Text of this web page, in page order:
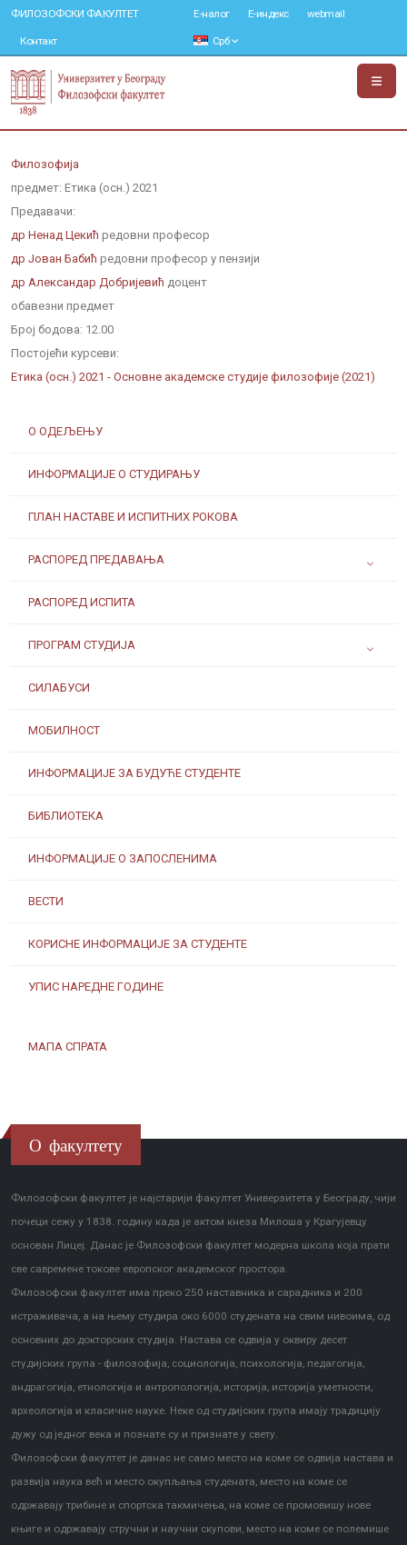
ФИЛОЗОФСКИ ФАКУЛТЕТ
Контакт
Е-налог Е-индекс webmail
Срб
О ОДЕЉЕЊУ
ИНФОРМАЦИЈЕ О СТУДИРАЊУ
ПЛАН НАСТАВЕ И ИСПИТНИХ РОКОВА
РАСПОРЕД ПРЕДАВАЊА
РАСПОРЕД ИСПИТА
ПРОГРАМ СТУДИЈА
СИЛАБУСИ
МОБИЛНОСТ
ИНФОРМАЦИЈЕ ЗА БУДУЋЕ СТУДЕНТЕ
БИБЛИОТЕКА
ИНФОРМАЦИЈЕ О ЗАПОСЛЕНИМА
ВЕСТИ
КОРИСНЕ ИНФОРМАЦИЈЕ ЗА СТУДЕНТЕ
УПИС НАРЕДНЕ ГОДИНЕ
МАПА СПРАТА
Филозофија
предмет: Етика (осн.) 2021
Предавачи:
др Ненад Цекић редовни професор
др Јован Бабић редовни професор у пензији
др Александар Добријевић доцент
обавезни предмет
Број бодова: 12.00
Постојећи курсеви:
Етика (осн.) 2021 - Основне академске студије филозофије (2021)
О факултету
Филозофски факултет је најстарији факултет Универзитета у Београду, чији
почеци сежу у 1838. годину када је актом кнеза Милоша у Крагујевцу
основан Лицеј. Данас је Филозофски факултет модерна школа која прати
све савремене токове европског академског простора.
Филозофски факултет има преко 250 наставника и сарадника и 200
истраживача, а на њему студира око 6000 студената на свим нивоима, од
основних до докторских студија. Настава се одвија у оквиру десет
студијских група - филозофија, социологија, психологија, педагогија,
андрагогија, етнологија и антропологија, историја, историја уметности,
археологија и класичне науке. Неке од студијских група имају традицију
дужу од једног века и познате су и признате у свету.
Филозофски факултет је данас не само место на коме се одвија настава и
развија наука већ и место окупљања студената, место на коме се
одржавају трибине и спортска такмичења, на коме се промовишу нове
књиге и одржавају стручни и научни скупови, место на коме се полемише